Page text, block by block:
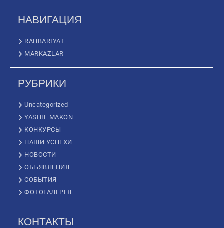
НАВИГАЦИЯ
RAHBARIYAT
MARKAZLAR
РУБРИКИ
Uncategorized
YASHIL MAKON
КОНКУРСЫ
НАШИ УСПЕХИ
НОВОСТИ
ОБЪЯВЛЕНИЯ
СОБЫТИЯ
ФОТОГАЛЕРЕЯ
КОНТАКТЫ